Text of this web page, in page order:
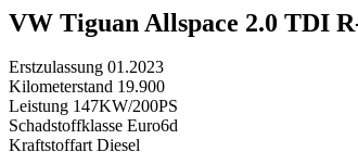
VW Tiguan Allspace 2.0 TDI
Erstzulassung 01.2023
Kilometerstand 19.900
Leistung 147KW/200PS
Schadstoffklasse Euro6d
Kraftstoffart Diesel